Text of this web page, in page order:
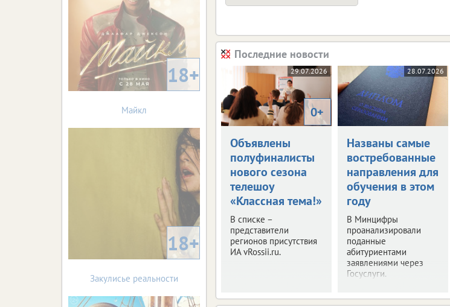
Последние новости
29.07.2026
0+
Объявлены
полуфиналисты
нового сезона
телешоу
«Классная тема!»
В списке –
представители
регионов присутствия
ИА vRossii.ru.
28.07.2026
Названы самые
востребованные
направления для
обучения в этом
году
В Минцифры
проанализировали
поданные
абитуриентами
заявлениями через
Госуслуги.
18+
Майкл
18+
Закулисье реальности